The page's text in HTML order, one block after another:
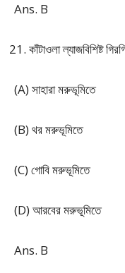
Ans. B
কাঁটাওলা ল্যাজবিশিষ্ট
(A) সাহারা মরুভূমিতে
(B) থর মরুভূমিতে
(C) গোবি মরুভূমিতে
(D) আরবের মরুভূমিতে
Ans. B